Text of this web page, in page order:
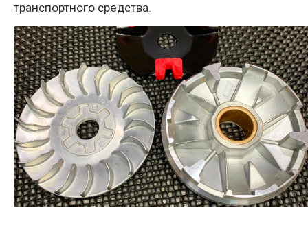
транспортного средства.